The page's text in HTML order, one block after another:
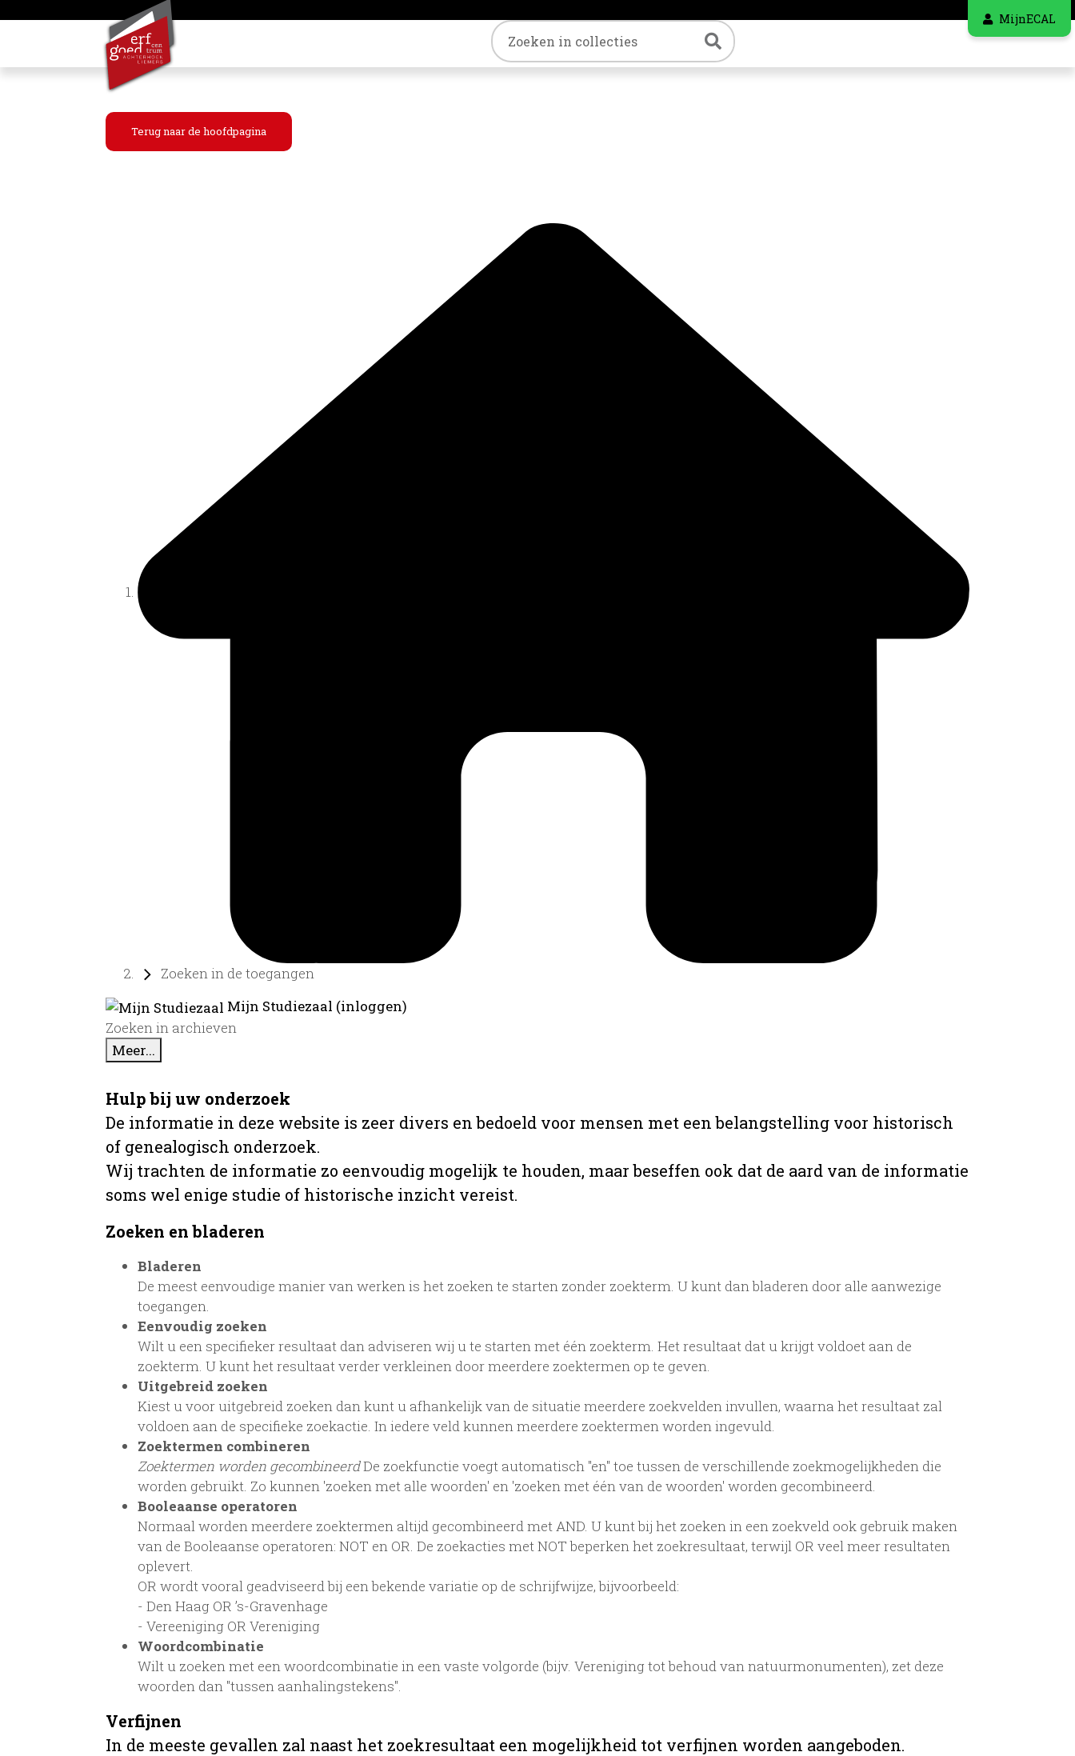
MijnECAL
Trefwoord Zoeken
Terug naar de hoofdpagina
Zoeken in de toegangen
Mijn Studiezaal (inloggen)
Zoeken in archieven
Meer...
Hulp bij uw onderzoek
De informatie in deze website is zeer divers en bedoeld voor mensen met een belangstelling voor historisch
of genealogisch onderzoek.
Wij trachten de informatie zo eenvoudig mogelijk te houden, maar beseffen ook dat de aard van de informatie
soms wel enige studie of historische inzicht vereist.
Zoeken en bladeren
Bladeren
De meest eenvoudige manier van werken is het zoeken te starten zonder zoekterm. U kunt dan bladeren door alle aanwezige
toegangen.
Eenvoudig zoeken
Wilt u een specifieker resultaat dan adviseren wij u te starten met één zoekterm. Het resultaat dat u krijgt voldoet aan de
zoekterm. U kunt het resultaat verder verkleinen door meerdere zoektermen op te geven.
Uitgebreid zoeken
Kiest u voor uitgebreid zoeken dan kunt u afhankelijk van de situatie meerdere zoekvelden invullen, waarna het resultaat zal
voldoen aan de specifieke zoekactie. In iedere veld kunnen meerdere zoektermen worden ingevuld.
Zoektermen combineren
Zoektermen worden gecombineerdDe zoekfunctie voegt automatisch "en" toe tussen de verschillende zoekmogelijkheden die
worden gebruikt. Zo kunnen 'zoeken met alle woorden' en 'zoeken met één van de woorden' worden gecombineerd.
Booleaanse operatoren
Normaal worden meerdere zoektermen altijd gecombineerd met AND. U kunt bij het zoeken in een zoekveld ook gebruik maken
van de Booleaanse operatoren: NOT en OR. De zoekacties met NOT beperken het zoekresultaat, terwijl OR veel meer resultaten
oplevert.
OR wordt vooral geadviseerd bij een bekende variatie op de schrijfwijze, bijvoorbeeld:
- Den Haag OR ’s-Gravenhage
- Vereeniging OR Vereniging
Woordcombinatie
Wilt u zoeken met een woordcombinatie in een vaste volgorde (bijv. Vereniging tot behoud van natuurmonumenten), zet deze
woorden dan "tussen aanhalingstekens".
Verfijnen
In de meeste gevallen zal naast het zoekresultaat een mogelijkheid tot verfijnen worden aangeboden.